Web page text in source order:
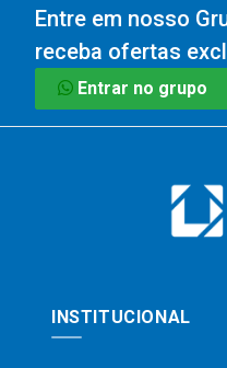
Entre em nosso
receba ofertas
Entrar no grupo
INSTITUCIONAL